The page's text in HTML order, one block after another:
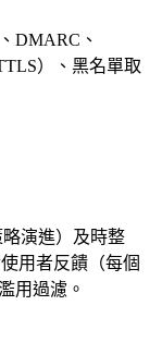
DMARC、
）、黑名單取
演進）及時整
用者反饋（每個
用過濾。